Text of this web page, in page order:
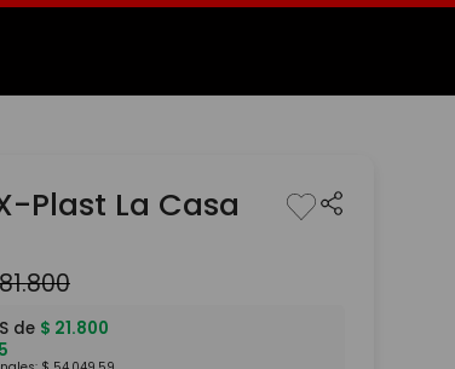
Plast La Casa
.800
de $ 21.800